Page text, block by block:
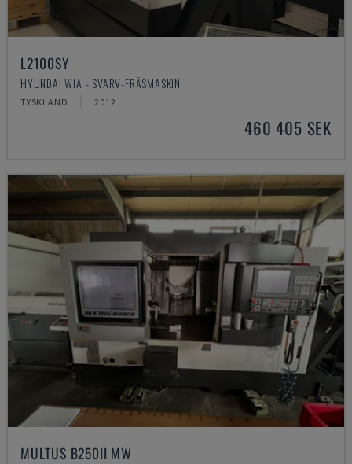
L2100SY
HYUNDAI WIA - SVARV-FRÄSMASKIN
TYSKLAND 2012
460 405 SEK
MULTUS B250II MW